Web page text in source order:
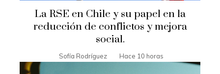
La RSE en Chile y su papel en la
reducción de conflictos y mejora
social.
Sofía Rodríguez Hace 10 horas